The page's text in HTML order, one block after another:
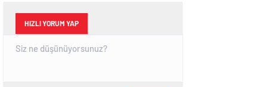
HIZLI YORUM YAP